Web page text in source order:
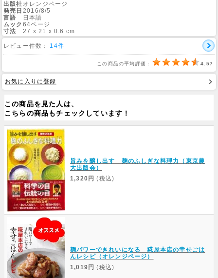
Site
出版社 オレンジページ
発売日 2016/8/5
言語
日本語
ムック 64ページ
寸法
27 x 21 x 0.6 cm
レビュー件数： 14件
この商品の平均評価： 4.57
お気に入りに登録
この商品を見た人は、
こちらの商品もチェックしています！
旨みを醸し出す 麹のふしぎな料理力（東京農
大出版会）
1,320円 (税込)
麹パワーできれいになる 糀屋本店の幸せごは
んレシピ（オレンジページ）
1,019円 (税込)